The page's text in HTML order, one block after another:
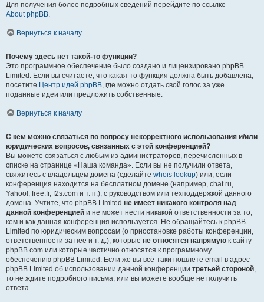
Для получения более подробных сведений перейдите по ссылке
About phpBB.
Вернуться к началу
Почему здесь нет такой-то функции?
Это программное обеспечение было создано и лицензировано phpBB
Limited. Если вы считаете, что какая-то функция должна быть добавлена,
посетите Центр идей phpBB, где можно отдать свой голос за уже
поданные идеи или предложить собственные.
Вернуться к началу
С кем можно связаться по вопросу некорректного использования и/или
юридических вопросов, связанных с этой конференцией?
Вы можете связаться с любым из администраторов, перечисленных в
списке на странице «Наша команда». Если вы не получили ответа,
свяжитесь с владельцем домена (сделайте whois lookup) или, если
конференция находится на бесплатном домене (например, chat.ru,
Yahoo!, free.fr, f2s.com и т. п.), с руководством или техподдержкой данного
домена. Учтите, что phpBB Limited не имеет никакого контроля над
данной конференцией и не может нести никакой ответственности за то,
кем и как данная конференция используется. Не обращайтесь к phpBB
Limited по юридическим вопросам (о приостановке работы конференции,
ответственности за неё и т. д.), которые не относятся напрямую к сайту
phpBB.com или которые частично относятся к программному
обеспечению phpBB Limited. Если же вы всё-таки пошлёте email в адрес
phpBB Limited об использовании данной конференции третьей стороной,
то не ждите подробного письма, или вы можете вообще не получить
ответа.